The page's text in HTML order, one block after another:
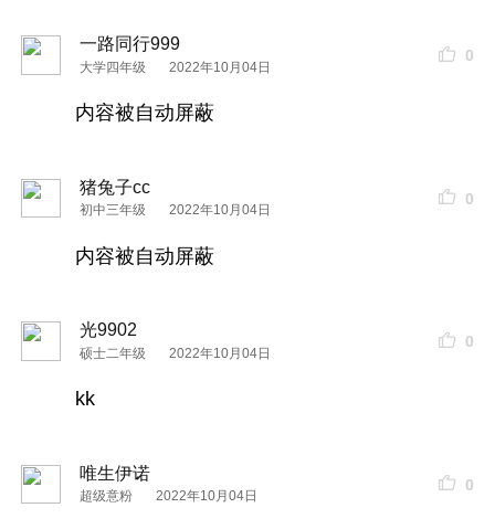
一路同行999
大学四年级 2022年10月04日
0
内容被自动屏蔽
猪兔子cc
初中三年级 2022年10月04日
0
内容被自动屏蔽
光9902
硕士二年级 2022年10月04日
0
kk
唯生伊诺
超级意粉 2022年10月04日
0